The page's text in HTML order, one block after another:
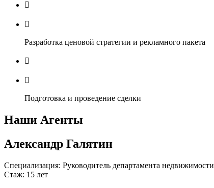


Разработка ценовой стратегии и рекламного пакета


Подготовка и проведение сделки
Наши Агенты
Александр Галятин
Специализация: Руководитель департамента недвижимости
Стаж: 15 лет